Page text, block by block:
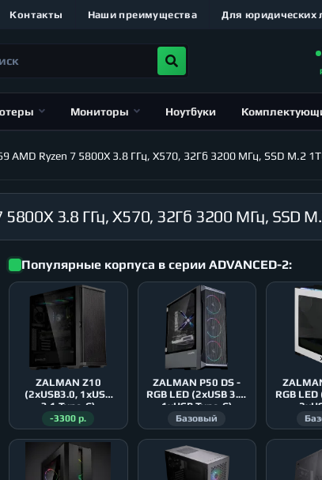
Контакты Наши преимущества Для юридических
Мониторы Ноутбуки
AMD Ryzen 7 5800X 3.8 ГГц, X570, 32Гб 3200 МГц, SSD M.2
Популярные корпуса в серии ADVANCED-2:
ZALMAN Z10
(2xUSB3.0, 1xUSB
3.1 Type-C)
-3300 р.
ZALMAN P50 DS -
RGB LED (2xUSB 3.0,
1xUSB Type-C)
Базовый
RGB LED